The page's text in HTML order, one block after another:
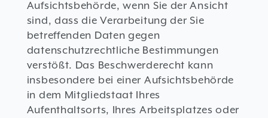
Aufsichtsbehörde, wenn Sie der Ansicht
sind, dass die Verarbeitung der Sie
betreffenden Daten gegen
datenschutzrechtliche Bestimmungen
verstößt. Das Beschwerderecht kann
insbesondere bei einer Aufsichtsbehörde
in dem Mitgliedstaat Ihres
Aufenthaltsorts, Ihres Arbeitsplatzes oder